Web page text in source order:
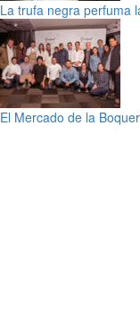
La trufa negra perfuma
El Mercado de la